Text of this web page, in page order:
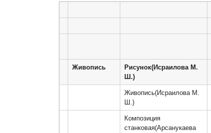
Живопись
Рисунок(Исраилова М.
Ш.)
Живопись(Исраилова М.
Ш.)
Композиция
станковая(Арсанукаева